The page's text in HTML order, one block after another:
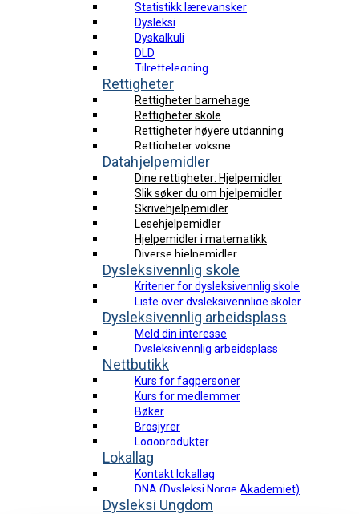
Statistikk lærevansker
Dysleksi
Dyskalkuli
DLD
Tilrettelegging
Rettigheter
Rettigheter barnehage
Rettigheter skole
Rettigheter høyere utdanning
Rettigheter voksne
Datahjelpemidler
Dine rettigheter: Hjelpemidler
Slik søker du om hjelpemidler
Skrivehjelpemidler
Lesehjelpemidler
Hjelpemidler i matematikk
Diverse hjelpemidler
Dysleksivennlig skole
Kriterier for dysleksivennlig skole
Liste over dysleksivennlige skoler
Dysleksivennlig arbeidsplass
Meld din interesse
Dysleksivennlig arbeidsplass
Nettbutikk
Kurs for fagpersoner
Kurs for medlemmer
Bøker
Brosjyrer
Logoprodukter
Lokallag
Kontakt lokallag
DNA (Dysleksi Norge Akademiet)
Dysleksi Ungdom